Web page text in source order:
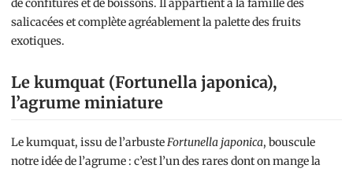
de confitures et de boissons. Il appartient à la famille des
salicacées et complète agréablement la palette des fruits
exotiques.
Le kumquat (Fortunella japonica),
l’agrume miniature
Le kumquat, issu de l’arbusteFortunella japonica, bouscule
notre idée de l’agrume : c’est l’un des rares dont on mange la